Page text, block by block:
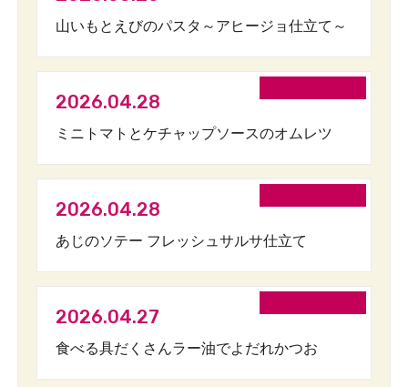
山いもとえびのパスタ～アヒージョ仕立て～
2026.04.28
ミニトマトとケチャップソースのオムレツ
2026.04.28
あじのソテー フレッシュサルサ仕立て
2026.04.27
食べる具だくさんラー油でよだれかつお